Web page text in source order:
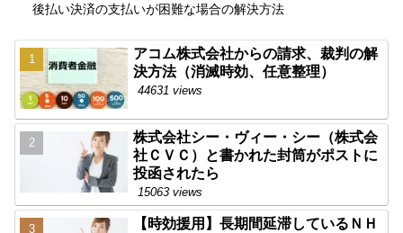
後払い決済の支払いが困難な場合の解決方法
アコム株式会社からの請求、裁判の解
決方法（消滅時効、任意整理）
44631 views
株式会社シー・ヴィー・シー（株式会
社ＣＶＣ）と書かれた封筒がポストに
投函されたら
15063 views
【時効援用】長期間延滞しているＮＨ